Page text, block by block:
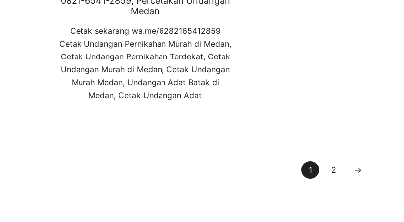
Medan
Cetak sekarang wa.me/6282165412859
Cetak Undangan Pernikahan Murah di Medan,
Cetak Undangan Pernikahan Terdekat, Cetak
Undangan Murah di Medan, Cetak Undangan
Murah Medan, Undangan Adat Batak di
Medan, Cetak Undangan Adat
1 2 →